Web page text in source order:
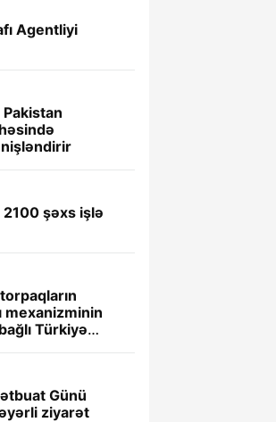
Agentliyi
şəxs işlə
mexanizminin
Türkiyə
Günü
ziyarət